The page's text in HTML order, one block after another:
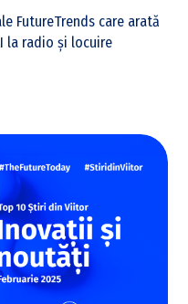
FutureTrends care arată
la radio și locuire